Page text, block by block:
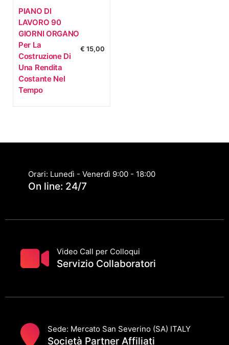
PIANO DI
LAVORO 90
GIORNI ORGANO
Per La
Costruzione Di
Una Rendita
Costante Nel
Tempo
€ 15,00
Orari: Lunedì - Venerdì 9:00 - 18:00
On line: 24/7
Video Call per Colloqui
Servizio Collaboratori
Sede: Mercato San Severino (SA) ITALY
Società Partner Affiliati